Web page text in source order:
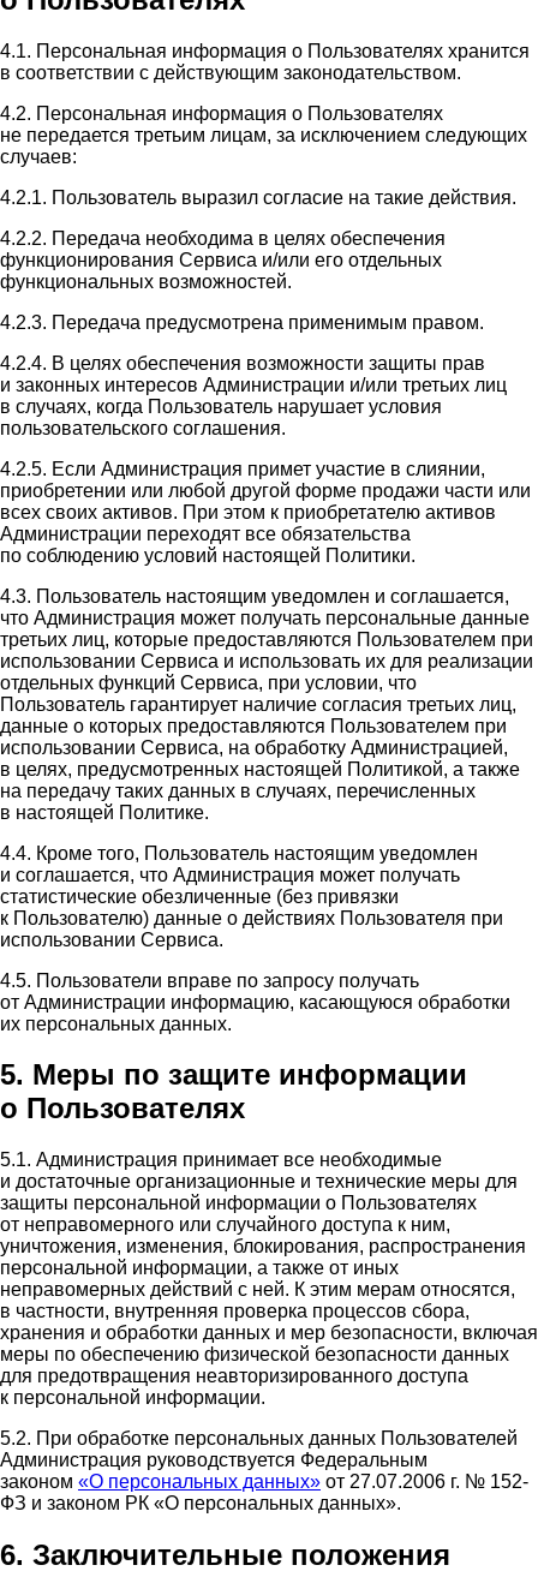
4.1. Персональная информация о Пользователях хранится
в соответствии с действующим законодательством.
4.2. Персональная информация о Пользователях
не передается третьим лицам, за исключением следующих
случаев:
4.2.1. Пользователь выразил согласие на такие действия.
4.2.2. Передача необходима в целях обеспечения
функционирования Сервиса и/или его отдельных
функциональных возможностей.
4.2.3. Передача предусмотрена применимым правом.
4.2.4. В целях обеспечения возможности защиты прав
и законных интересов Администрации и/или третьих лиц
в случаях, когда Пользователь нарушает условия
пользовательского соглашения.
4.2.5. Если Администрация примет участие в слиянии,
приобретении или любой другой форме продажи части или
всех своих активов. При этом к приобретателю активов
Администрации переходят все обязательства
по соблюдению условий настоящей Политики.
4.3. Пользователь настоящим уведомлен и соглашается,
что Администрация может получать персональные данные
третьих лиц, которые предоставляются Пользователем при
использовании Сервиса и использовать их для реализации
отдельных функций Сервиса, при условии, что
Пользователь гарантирует наличие согласия третьих лиц,
данные о которых предоставляются Пользователем при
использовании Сервиса, на обработку Администрацией,
в целях, предусмотренных настоящей Политикой, а также
на передачу таких данных в случаях, перечисленных
в настоящей Политике.
4.4. Кроме того, Пользователь настоящим уведомлен
и соглашается, что Администрация может получать
статистические обезличенные (без привязки
к Пользователю) данные о действиях Пользователя при
использовании Сервиса.
4.5. Пользователи вправе по запросу получать
от Администрации информацию, касающуюся обработки
их персональных данных.
5. Меры по защите информации
о Пользователях
5.1. Администрация принимает все необходимые
и достаточные организационные и технические меры для
защиты персональной информации о Пользователях
от неправомерного или случайного доступа к ним,
уничтожения, изменения, блокирования, распространения
персональной информации, а также от иных
неправомерных действий с ней. К этим мерам относятся,
в частности, внутренняя проверка процессов сбора,
хранения и обработки данных и мер безопасности, включая
меры по обеспечению физической безопасности данных
для предотвращения неавторизированного доступа
к персональной информации.
5.2. При обработке персональных данных Пользователей
Администрация руководствуется Федеральным
законом «О персональных данных» от 27.07.2006 г. № 152-
ФЗ и законом РК «О персональных данных».
6. Заключительные положения